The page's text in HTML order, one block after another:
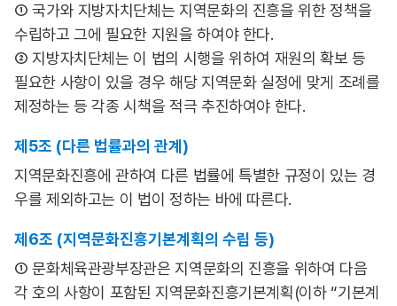
① 국가와 지방자치단체는 지역문화의 진흥을 위한 정책을
수립하고 그에 필요한 지원을 하여야 한다.
② 지방자치단체는 이 법의 시행을 위하여 재원의 확보 등
필요한 사항이 있을 경우 해당 지역문화 실정에 맞게 조례를
제정하는 등 각종 시책을 적극 추진하여야 한다.
제5조 (다른 법률과의 관계)
지역문화진흥에 관하여 다른 법률에 특별한 규정이 있는 경
우를 제외하고는 이 법이 정하는 바에 따른다.
제6조 (지역문화진흥기본계획의 수립 등)
① 문화체육관광부장관은 지역문화의 진흥을 위하여 다음
각 호의 사항이 포함된 지역문화진흥기본계획(이하 “기본계